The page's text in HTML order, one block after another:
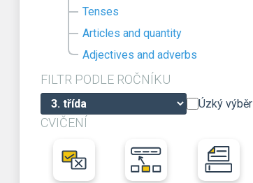
Tenses
Articles and quantity
Adjectives and adverbs
FILTR PODLE ROČNÍKU
Úzký výběr
CVIČENÍ